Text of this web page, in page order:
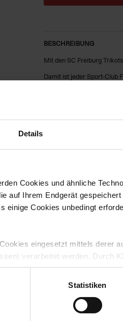
Details
Cookies und ähnliche
auf Ihrem Endgerät
einige Cookies unbedingt
eingesetzt mittels derer
verarbeitet werden. Durch
Cookies und der
Zwecke gem. § 25 Abs. 1
nur unbedingt erforderliche
Statistiken
BESCHREIBUNG
Mit den SC Freiburg
Damit ist jeder Sport-Club
wurden mit
stützende Passform und
beanspruchten
DieDri-FIT-Technologie
HERSTELLERANGABEN
Artikelnummer: